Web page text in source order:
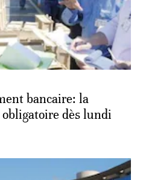
bancaire: la
dès lundi